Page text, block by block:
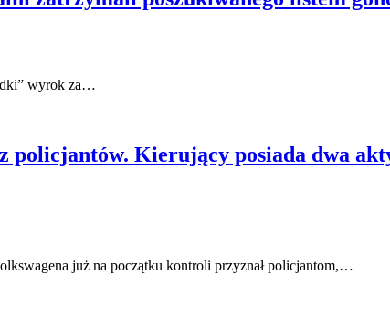
wyrok za…
policjantów. Kierujący posiada dwa
już na początku kontroli przyznał policjantom,…